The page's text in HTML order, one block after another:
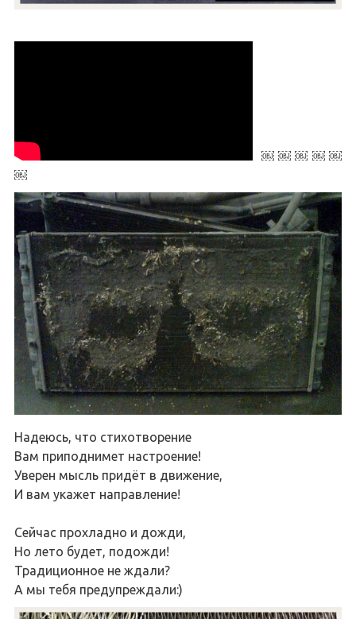
￼ ￼ ￼ ￼ ￼
￼
Надеюсь, что стихотворение
Вам приподнимет настроение!
Уверен мысль придёт в движение,
И вам укажет направление!
Сейчас прохладно и дожди,
Но лето будет, подожди!
Традиционное не ждали?
А мы тебя предупреждали:)